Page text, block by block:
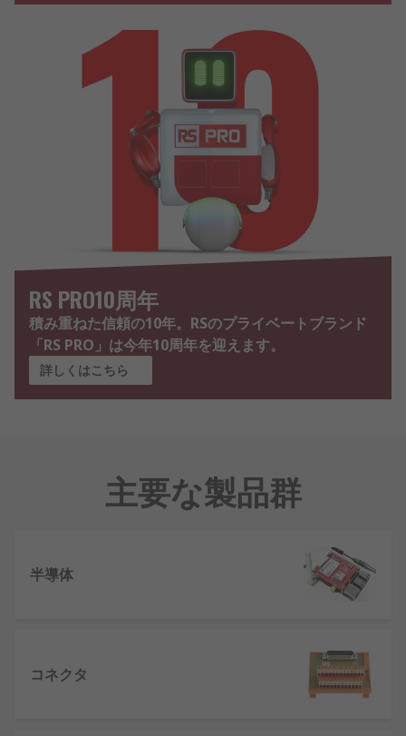
RS PRO10周年
積み重ねた信頼の10年。RSのプライベートブランド
「RS PRO」は今年10周年を迎えます。
詳しくはこちら
主要な製品群
半導体
コネクタ